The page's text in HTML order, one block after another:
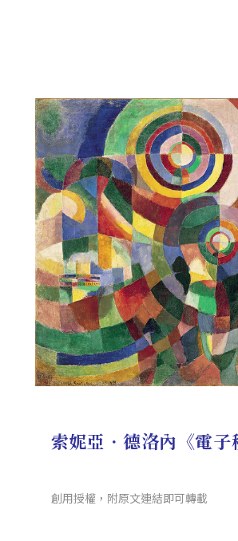
索妮亞．德洛內《電子
創用授權，附原文連結即可轉載